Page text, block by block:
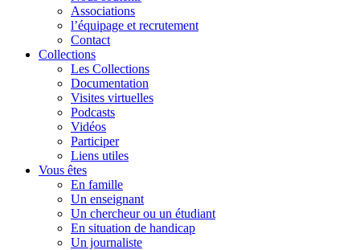
Associations
l’équipage et recrutement
Contact
Collections
Les Collections
Documentation
Visites virtuelles
Podcasts
Vidéos
Participer
Liens utiles
Vous êtes
En famille
Un enseignant
Un chercheur ou un étudiant
En situation de handicap
Un journaliste